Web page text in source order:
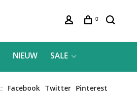
0
NIEUW SALE
Facebook Twitter Pinterest